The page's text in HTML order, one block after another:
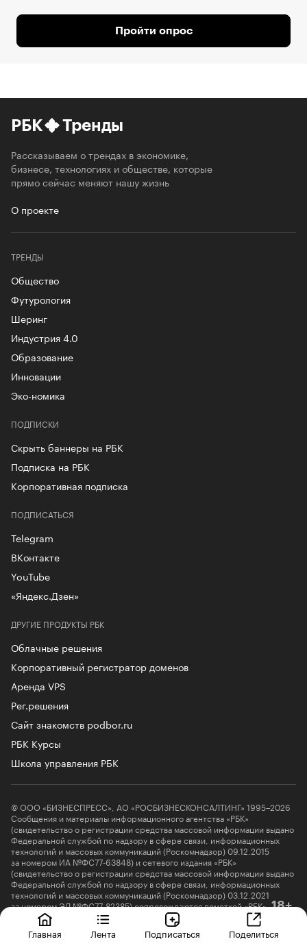
Пройти опрос
РБК Тренды
Рассказываем о трендах в экономике,
бизнесе, технологиях и обществе, которые
прямо сейчас меняют нашу жизнь
О проекте
ТРЕНДЫ
Общество
Футурология
Шеринг
Индустрия 4.0
Образование
Инновации
Эко-номика
ПОДПИСКИ
Скрыть баннеры на РБК
Подписка на РБК
Корпоративная подписка
ДРУГИЕ ПРОДУКТЫ РБК
Облачные решения
Корпоративный регистратор доменов
Аренда VPS
Рег.решения
Сайт знакомств podbor.ru
РБК Курсы
Школа управления РБК
ПОДПИСАТЬСЯ
Telegram
ВКонтакте
YouTube
«Яндекс.Дзен»
© ООО «БИЗНЕСПРЕСС», АО «РОСБИЗНЕСКОНСАЛТИНГ» 1995–2026
Сообщения и материалы информационного агентства «РБК»
(свидетельство о регистрации средства массовой информации выдано
Федеральной службой по надзору в сфере связи, информационных
технологий и массовых коммуникаций (Роскомнадзор) 09.12.2015
за номером ИА №ФС77-63848) и сетевого издания «РБК»
(свидетельство о регистрации средства массовой информации выдано
Федеральной службой по надзору в сфере связи, информационных
технологий и массовых коммуникаций (Роскомнадзор) 03.12.2021
за номером ЭЛ №ФС77-82385) сопровождаются пометкой «РБК».18+
letters@rbc.ru
Владельцем сайта является информационное агентство «РБК».
Главная Лента Подписаться Поделиться